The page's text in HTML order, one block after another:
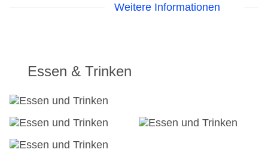
Check-in von: 16:00:01
Garten: ohne Gebühr
Hotelsafe
Lift
Minimarkt
Zimmerservice
Weitere Informationen
Essen & Trinken